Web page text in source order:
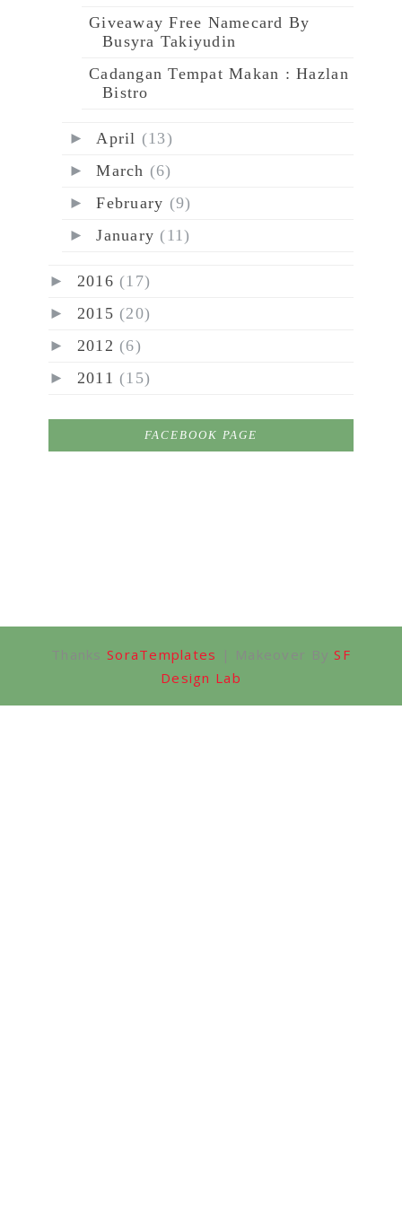
Giveaway Free Namecard By
Busyra Takiyudin
Cadangan Tempat Makan : Hazlan
Bistro
►April (13)
►March (6)
►February (9)
►January (11)
► 2016 (17)
► 2015 (20)
► 2012 (6)
► 2011 (15)
FACEBOOK PAGE
Thanks SoraTemplates | Makeover BySF
Design Lab